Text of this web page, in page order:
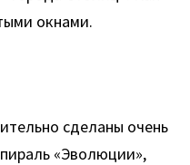
окнами.
сделаны очень
«Эволюции»,